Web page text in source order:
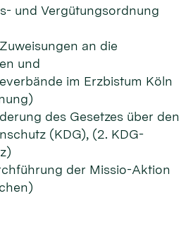
und Vergütungsordnung
an die
und
im Erzbistum Köln
des Gesetzes über den
(KDG), (2. KDG-
der Missio-Aktion